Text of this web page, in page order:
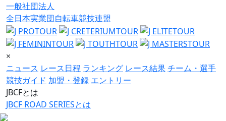
一般社団法人
全日本実業団自転車競技連盟
×
ニュース レース日程 ランキング レース結果チーム・選手
競技ガイド 加盟・登録 エントリー
JBCFとは
JBCF ROAD SERIESとは